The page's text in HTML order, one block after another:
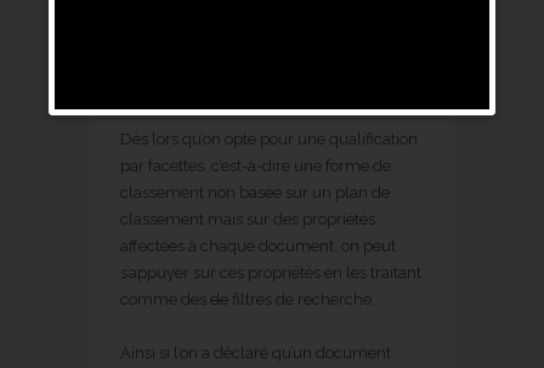
Dès lors qu’on opte pour une qualification
par facettes, c’est-à-dire une forme de
classement non basée sur un plan de
classement mais sur des propriétés
affectées à chaque document, on peut
s’appuyer sur ces propriétés en les traitant
comme des de filtres de recherche.
Ainsi si l’on a déclaré qu’un document